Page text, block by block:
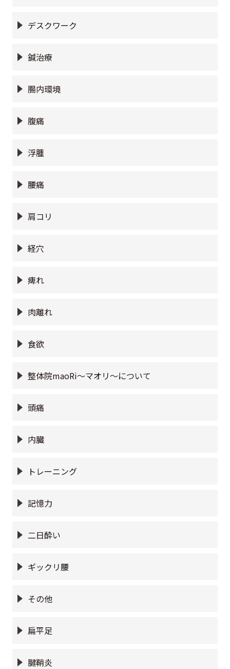
デスクワーク
鍼治療
腸内環境
腹痛
浮腫
腰痛
肩コリ
経穴
痺れ
肉離れ
食欲
整体院maoRi〜マオリ〜について
頭痛
内臓
トレーニング
記憶力
二日酔い
ギックリ腰
その他
扁平足
腱鞘炎